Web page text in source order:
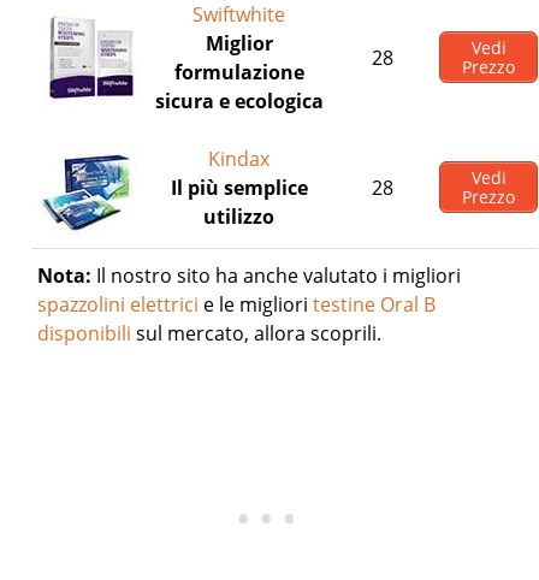
Swiftwhite
Miglior
formulazione
sicura e ecologica
28
Vedi
Prezzo
Kindax
Il più semplice
utilizzo
28
Vedi
Prezzo
Nota: Il nostro sito ha anche valutato i migliori
spazzolini elettrici e le miglioritestine Oral B
disponibili sul mercato, allora scoprili.